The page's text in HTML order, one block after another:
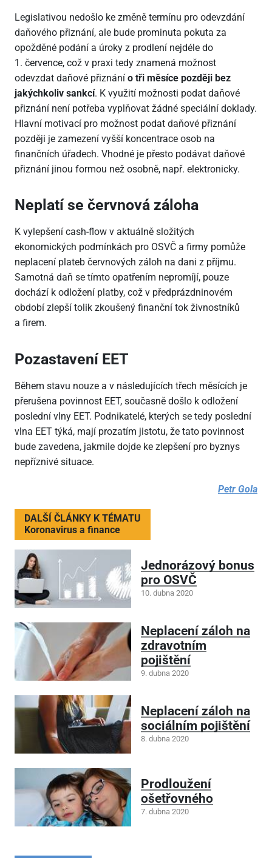
Legislativou nedošlo ke změně termínu pro odevzdání
daňového přiznání, ale bude prominuta pokuta za
opožděné podání a úroky z prodlení nejdéle do
1. července, což v praxi tedy znamená možnost
odevzdat daňové přiznání o tři měsíce později bez
jakýchkoliv sankcí. K využití možnosti podat daňové
přiznání není potřeba vyplňovat žádné speciální doklady.
Hlavní motivací pro možnost podat daňové přiznání
později je zamezení vyšší koncentrace osob na
finančních úřadech. Vhodné je přesto podávat daňové
přiznání jinou formou než osobně, např. elektronicky.
Neplatí se červnová záloha
K vylepšení cash-flow v aktuálně složitých
ekonomických podmínkách pro OSVČ a firmy pomůže
neplacení plateb červnových záloh na dani z příjmu.
Samotná daň se tímto opatřením nepromíjí, pouze
dochází k odložení platby, což v předprázdninovém
období zlepší tolik zkoušený finanční tok živnostníků
a firem.
Pozastavení EET
Během stavu nouze a v následujících třech měsících je
přerušena povinnost EET, současně došlo k odložení
poslední vlny EET. Podnikatelé, kterých se tedy poslední
vlna EET týká, mají prozatím jistotu, že tato povinnost
bude zavedena, jakmile dojde ke zlepšení pro byznys
nepříznivé situace.
Petr Gola
DALŠÍ ČLÁNKY K TÉMATU
Koronavirus a finance
Jednorázový bonus
pro OSVČ
10. dubna 2020
Neplacení záloh na
zdravotním
pojištění
9. dubna 2020
Neplacení záloh na
sociálním pojištění
8. dubna 2020
Prodloužení
ošetřovného
7. dubna 2020